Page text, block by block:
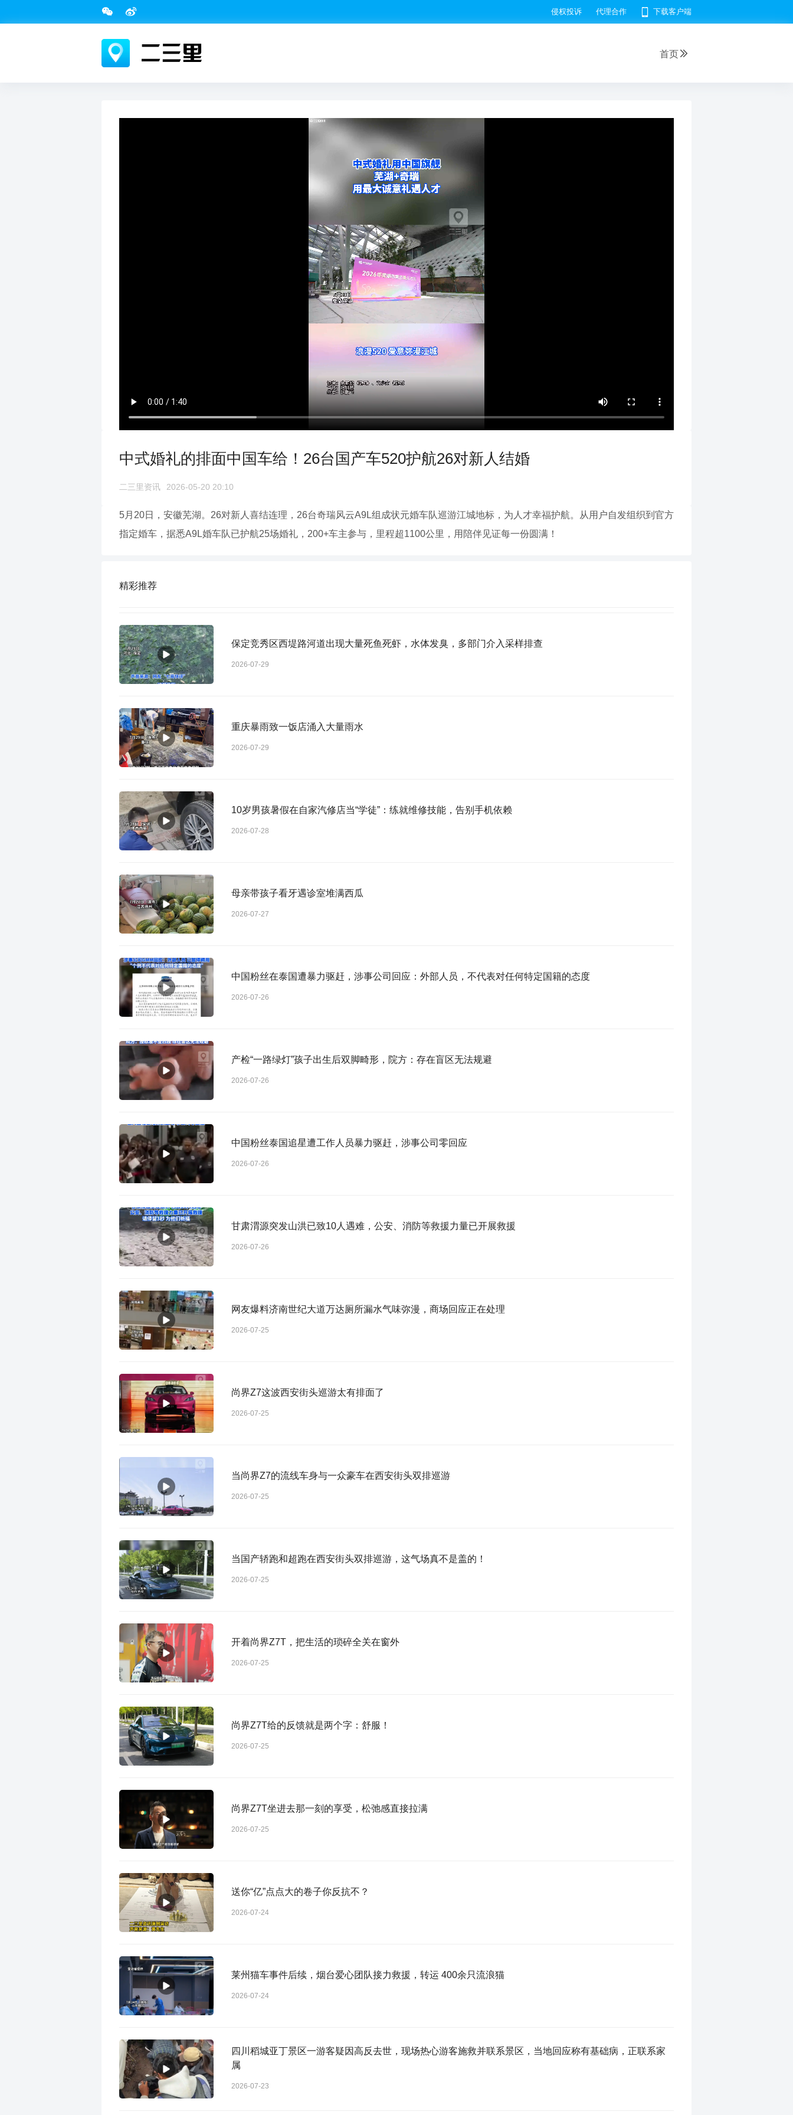
侵权投诉 代理合作 下载客户端
首页
中式婚礼的排面中国车给！26台国产车520护航26对新人结婚
二三里资讯 2026-05-20 20:10
5月20日，安徽芜湖。26对新人喜结连理，26台奇瑞风云A9L组成状元婚车队巡游江城地标，为人才幸福护航。从用户自发组织到官方
指定婚车，据悉A9L婚车队已护航25场婚礼，200+车主参与，里程超1100公里，用陪伴见证每一份圆满！
精彩推荐
保定竞秀区西堤路河道出现大量死鱼死虾，水体发臭，多部门介入采样排查
2026-07-29
重庆暴雨致一饭店涌入大量雨水
2026-07-29
10岁男孩暑假在自家汽修店当“学徒”：练就维修技能，告别手机依赖
2026-07-28
母亲带孩子看牙遇诊室堆满西瓜
2026-07-27
中国粉丝在泰国遭暴力驱赶，涉事公司回应：外部人员，不代表对任何特定国籍的态度
2026-07-26
产检“一路绿灯”孩子出生后双脚畸形，院方：存在盲区无法规避
2026-07-26
中国粉丝泰国追星遭工作人员暴力驱赶，涉事公司零回应
2026-07-26
甘肃渭源突发山洪已致10人遇难，公安、消防等救援力量已开展救援
2026-07-26
网友爆料济南世纪大道万达厕所漏水气味弥漫，商场回应正在处理
2026-07-25
尚界Z7这波西安街头巡游太有排面了
2026-07-25
当尚界Z7的流线车身与一众豪车在西安街头双排巡游
2026-07-25
当国产轿跑和超跑在西安街头双排巡游，这气场真不是盖的！
2026-07-25
开着尚界Z7T，把生活的琐碎全关在窗外
2026-07-25
尚界Z7T给的反馈就是两个字：舒服！
2026-07-25
尚界Z7T坐进去那一刻的享受，松弛感直接拉满
2026-07-25
送你“亿”点点大的卷子你反抗不？
2026-07-24
莱州猫车事件后续，烟台爱心团队接力救援，转运 400余只流浪猫
2026-07-24
四川稻城亚丁景区一游客疑因高反去世，现场热心游客施救并联系景区，当地回应称有基础病，正联系家
属
2026-07-23